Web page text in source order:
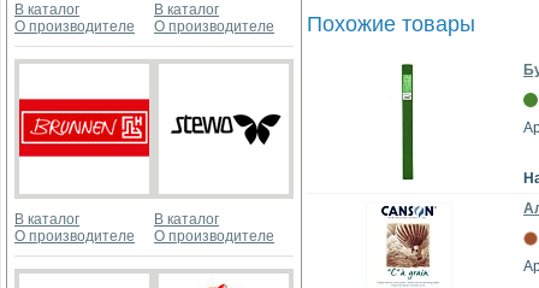
В каталог
О производителе
В каталог
О производителе
В каталог
О производителе
В каталог
О производителе
Похожие товары